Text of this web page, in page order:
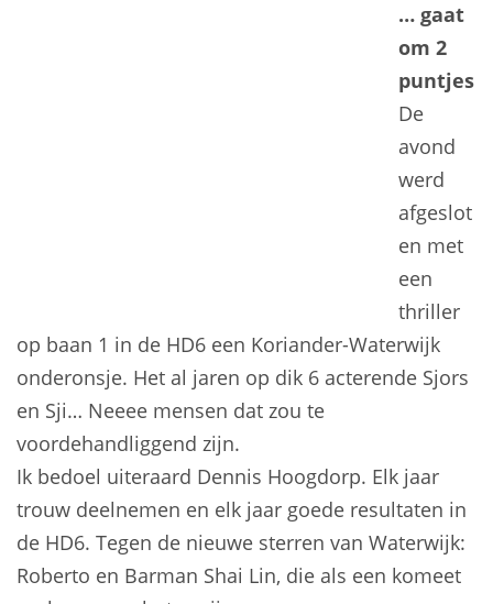
… gaat
om 2
puntjes
De
avond
werd
afgeslot
en met
een
thriller
op baan 1 in de HD6 een Koriander-Waterwijk
onderonsje. Het al jaren op dik 6 acterende Sjors
en Sji… Neeee mensen dat zou te
voordehandliggend zijn.
Ik bedoel uiteraard Dennis Hoogdorp. Elk jaar
trouw deelnemen en elk jaar goede resultaten in
de HD6. Tegen de nieuwe sterren van Waterwijk:
Roberto en Barman Shai Lin, die als een komeet